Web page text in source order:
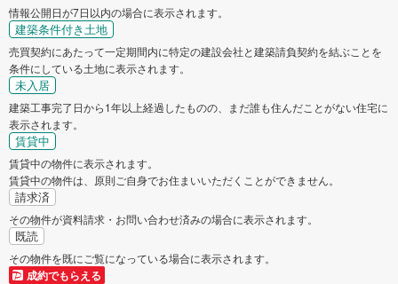
情報公開日が7日以内の場合に表示されます。
建築条件付き土地
売買契約にあたって一定期間内に特定の建設会社と建築請負契約を結ぶことを
条件にしている土地に表示されます。
未入居
建築工事完了日から1年以上経過したものの、まだ誰も住んだことがない住宅に
表示されます。
賃貸中
賃貸中の物件に表示されます。
賃貸中の物件は、原則ご自身でお住まいいただくことができません。
請求済
その物件が資料請求・お問い合わせ済みの場合に表示されます。
既読
その物件を既にご覧になっている場合に表示されます。
成約でもらえる